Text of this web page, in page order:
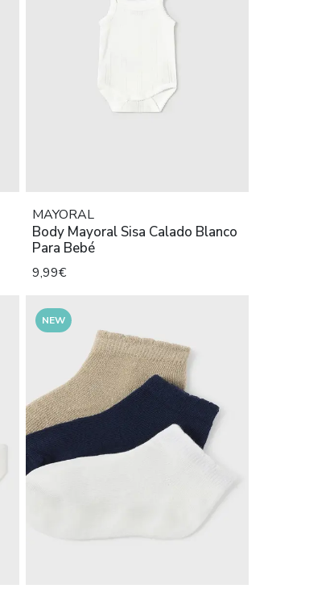
MAYORAL
Body Mayoral Sisa Calado Blanco
Para Bebé
9,99€
NEW